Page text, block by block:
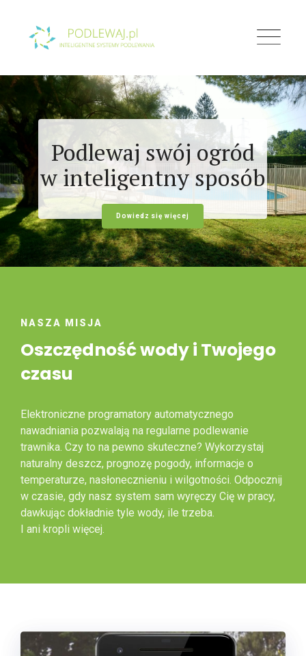
content
Podlewaj swój ogród
w inteligentny sposób
Dowiedz się więcej
NASZA MISJA
Oszczędność wody i Twojego
czasu
Elektroniczne programatory automatycznego
nawadniania pozwalają na regularne podlewanie
trawnika. Czy to na pewno skuteczne? Wykorzystaj
naturalny deszcz, prognozę pogody, informacje o
temperaturze, nasłonecznieniu i wilgotności. Odpocznij
w czasie, gdy nasz system sam wyręczy Cię w pracy,
dawkując dokładnie tyle wody, ile trzeba.
I ani kropli więcej.